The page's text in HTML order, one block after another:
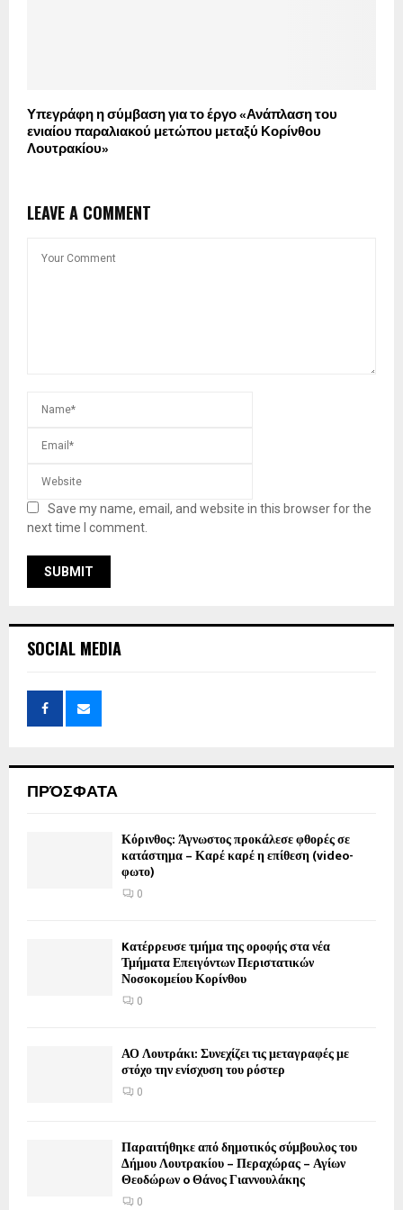
Υπεγράφη η σύμβαση για το έργο «Ανάπλαση του
ενιαίου παραλιακού μετώπου μεταξύ Κορίνθου
Λουτρακίου»
LEAVE A COMMENT
Save my name, email, and website in this browser for the
next time I comment.
SOCIAL MEDIA
ΠΡΌΣΦΑΤΑ
Κόρινθος: Άγνωστος προκάλεσε φθορές σε
κατάστημα – Καρέ καρέ η επίθεση (video-
φωτο)
0
Kατέρρευσε τμήμα της οροφής στα νέα
Τμήματα Επειγόντων Περιστατικών
Νοσοκομείου Κορίνθου
0
ΑΟ Λουτράκι: Συνεχίζει τις μεταγραφές με
στόχο την ενίσχυση του ρόστερ
0
Παραιτήθηκε από δημοτικός σύμβουλος του
Δήμου Λουτρακίου – Περαχώρας – Αγίων
Θεοδώρων o Θάνος Γιαννουλάκης
0